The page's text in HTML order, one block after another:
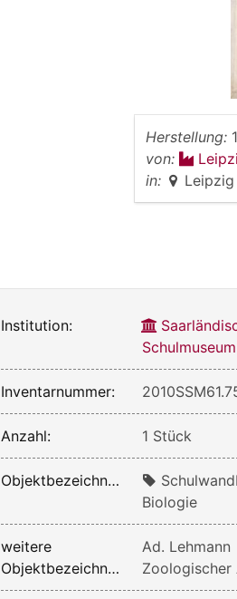
Herstellung:
von:
in:
Leipzig
Institution:
Schulmuseum
Inventarnummer:
Anzahl: 1 Stück
Objektbezeichnung:
Biologie
weitere
Objektbezeichnung:
Ad. Lehmann
Zoologischer